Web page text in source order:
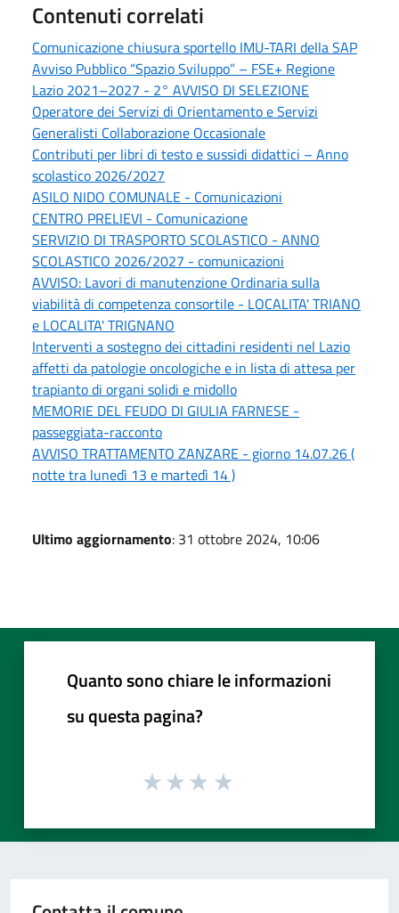
Contenuti correlati
Comunicazione chiusura sportello IMU-TARI della SAP
Avviso Pubblico “Spazio Sviluppo” – FSE+ Regione
Lazio 2021–2027 - 2° AVVISO DI SELEZIONE
Operatore dei Servizi di Orientamento e Servizi
Generalisti Collaborazione Occasionale
Contributi per libri di testo e sussidi didattici – Anno
scolastico 2026/2027
ASILO NIDO COMUNALE - Comunicazioni
CENTRO PRELIEVI - Comunicazione
SERVIZIO DI TRASPORTO SCOLASTICO - ANNO
SCOLASTICO 2026/2027 - comunicazioni
AVVISO: Lavori di manutenzione Ordinaria sulla
viabilità di competenza consortile - LOCALITA' TRIANO
e LOCALITA' TRIGNANO
Interventi a sostegno dei cittadini residenti nel Lazio
affetti da patologie oncologiche e in lista di attesa per
trapianto di organi solidi e midollo
MEMORIE DEL FEUDO DI GIULIA FARNESE -
passeggiata-racconto
AVVISO TRATTAMENTO ZANZARE - giorno 14.07.26 (
notte tra lunedì 13 e martedì 14 )
Ultimo aggiornamento: 31 ottobre 2024, 10:06
Quanto sono chiare le informazioni
su questa pagina?